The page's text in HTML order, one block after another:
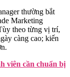
thường bắt
Marketing
theo từng vị trí,
càng cao; kiến
viên cần chuẩn bị